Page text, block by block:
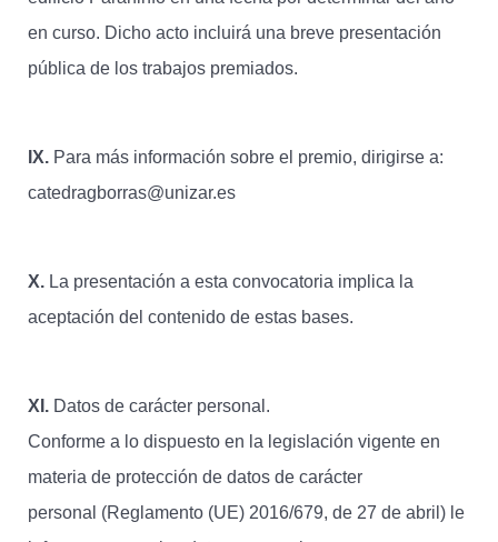
en curso. Dicho acto incluirá una breve presentación
pública de los trabajos premiados.
IX. Para más información sobre el premio, dirigirse a:
catedragborras@unizar.es
X. La presentación a esta convocatoria implica la
aceptación del contenido de estas bases.
XI. Datos de carácter personal.
Conforme a lo dispuesto en la legislación vigente en
materia de protección de datos de carácter
personal (Reglamento (UE) 2016/679, de 27 de abril) le